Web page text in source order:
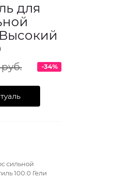
для
-34%
сильной
100.0 Гели